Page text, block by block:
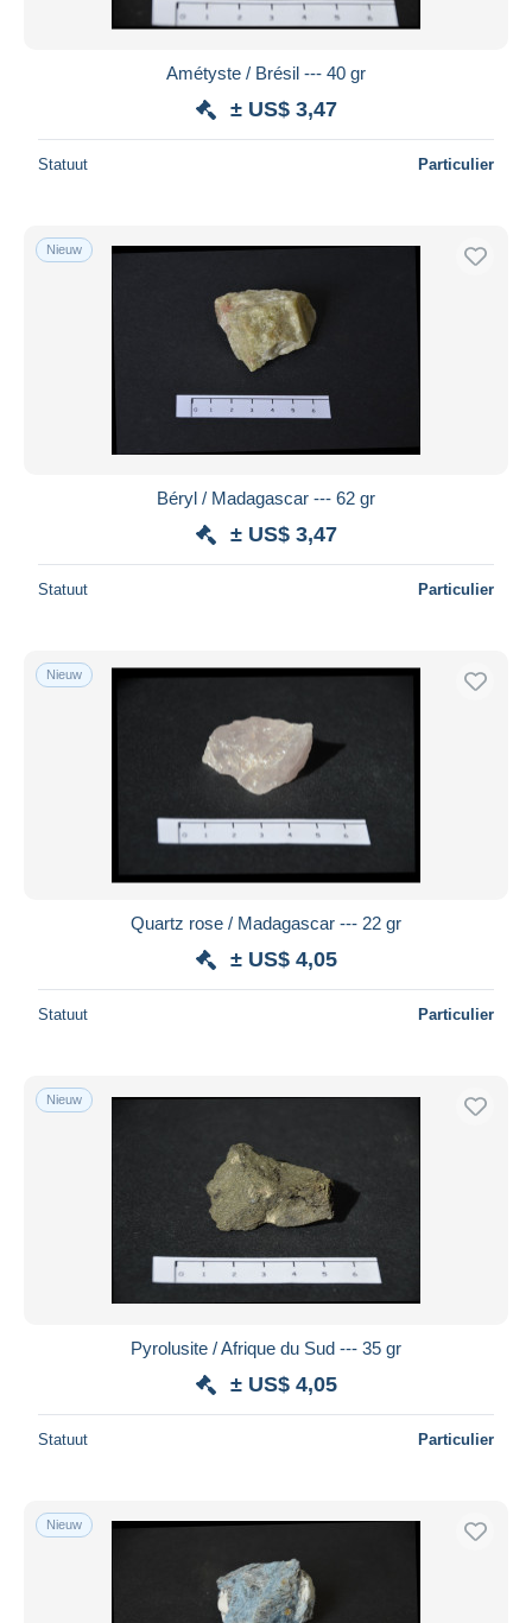
Amétyste / Brésil --- 40 gr
± US$ 3,47
Statuut Particulier
Nieuw
Béryl / Madagascar --- 62 gr
± US$ 3,47
Statuut Particulier
Nieuw
Quartz rose / Madagascar --- 22 gr
± US$ 4,05
Statuut Particulier
Nieuw
Pyrolusite / Afrique du Sud --- 35 gr
± US$ 4,05
Statuut Particulier
Nieuw